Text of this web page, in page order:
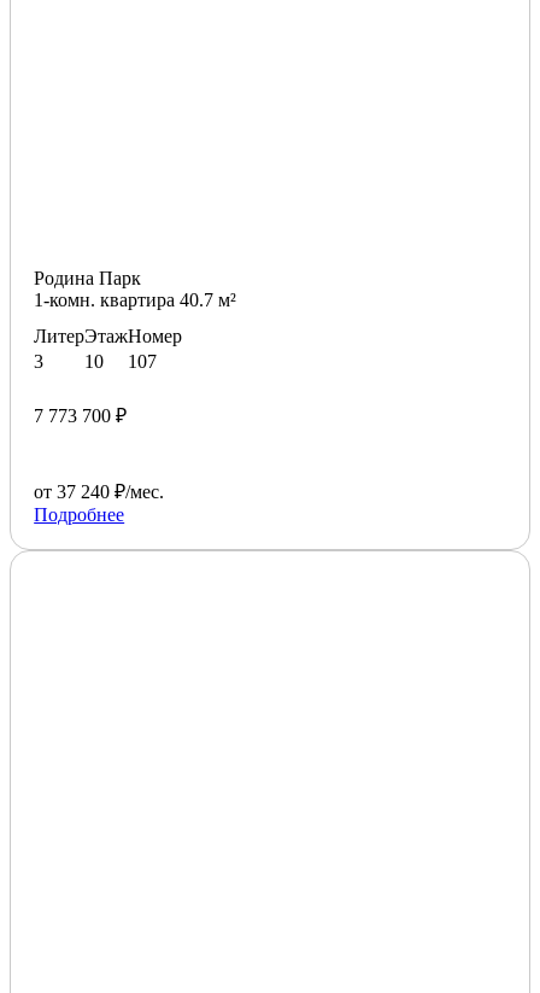
Родина Парк
1-комн. квартира 40.7 м²
Литер
3
Этаж
10
Номер
107
7 773 700 ₽
от 37 240 ₽/мес.
Подробнее